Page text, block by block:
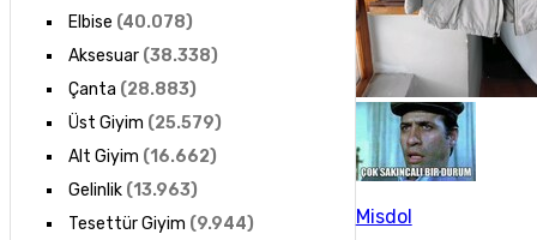
Elbise (40.078)
Aksesuar(38.338)
Çanta (28.883)
Üst Giyim (25.579)
Alt Giyim (16.662)
Gelinlik(13.963)
Tesettür Giyim (9.944)
Misdol